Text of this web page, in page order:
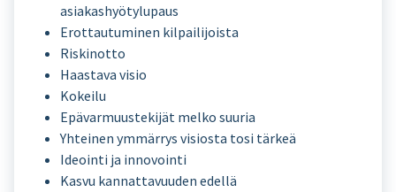
asiakashyötylupaus
Erottautuminen kilpailijoista
Riskinotto
Haastava visio
Kokeilu
Epävarmuustekijät melko suuria
Yhteinen ymmärrys visiosta tosi tärkeä
Ideointi ja innovointi
Kasvu kannattavuuden edellä